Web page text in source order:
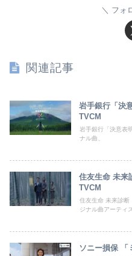
フォ
関連記事
岩手銀行「決
TVCM
岩手銀行「決意表
ナル曲、
住友生命 未来
TVCM
住友生命 未来診断
ジナル曲アーティ
ソニー損保 「